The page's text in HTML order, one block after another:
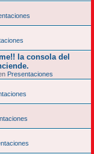
la consola del
Presentaciones